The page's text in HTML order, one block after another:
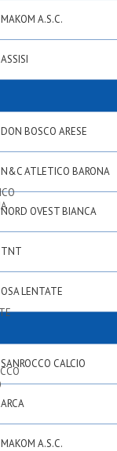
MAKOM A.S.C.
ASSISI
DON BOSCO ARESE
N&C ATLETICO BARONA
NORD OVEST BIANCA
TNT
OSA LENTATE
SANROCCO CALCIO
ARCA
MAKOM A.S.C.